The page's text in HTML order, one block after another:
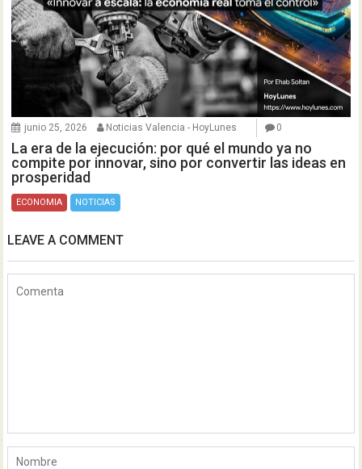
junio 25, 2026 Noticias Valencia - HoyLunes 0
La era de la ejecución: por qué el mundo ya no
compite por innovar, sino por convertir las ideas en
prosperidad
ECONOMIA NOTICIAS
LEAVE A COMMENT